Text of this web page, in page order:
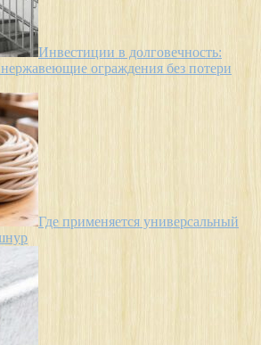
Инвестиции в долговечность:
нержавеющие ограждения без потери
Где применяется универсальный